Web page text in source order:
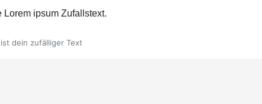
ipsum Zufallstext.
dein zufälliger Text